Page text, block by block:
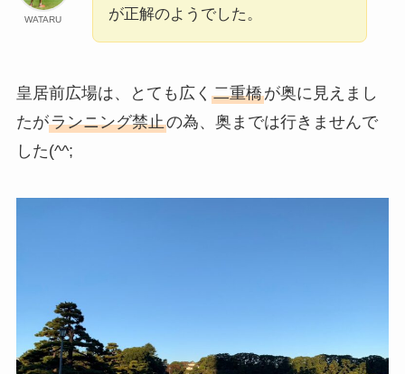
WATARU
が正解のようでした。
皇居前広場は、とても広く 二重橋が奥に見えまし
たがランニング禁止の為、奥までは行きませんで
した(^^;